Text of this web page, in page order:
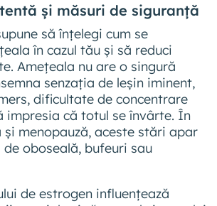
și măsuri de siguranță
să înțelegi cum se
în cazul tău și să reduci
Amețeala nu are o singură
senzația de leșin iminent,
dificultate de concentrare
impresia că totul se învârte. În
și menopauză, aceste stări apar
oboseală, bufeuri sau
de estrogen influențează